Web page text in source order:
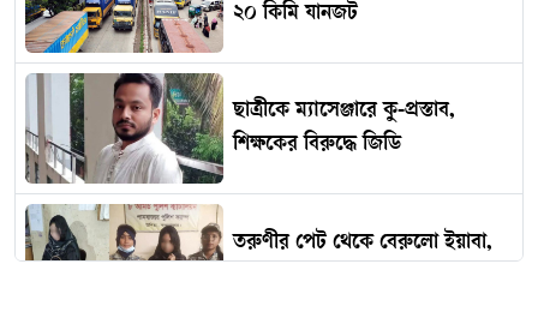
২০ কিমি যানজট
ছাত্রীকে ম্যাসেঞ্জারে কু-প্রস্তাব,
শিক্ষকের বিরুদ্ধে জিডি
তরুণীর পেট থেকে বেরুলো ইয়াবা,